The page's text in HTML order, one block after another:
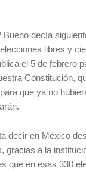
decía
libres y
el 5 de febrero
Constitución,
que ya no
decir en México
gracias a la
que en esas 330